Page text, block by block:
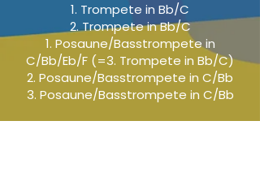
1. Trompete in Bb/C
2. Trompete in Bb/C
1. Posaune/Basstrompete in
C/Bb/Eb/F (=3. Trompete in Bb/C)
2. Posaune/Basstrompete in C/Bb
3. Posaune/Basstrompete in C/Bb